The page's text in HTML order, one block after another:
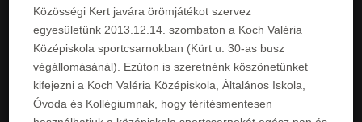
Közösségi Kert javára örömjátékot szervez
egyesületünk 2013.12.14. szombaton a Koch Valéria
Középiskola sportcsarnokban (Kürt u. 30-as busz
végállomásánál). Ezúton is szeretnénk köszönetünket
kifejezni a Koch Valéria Középiskola, Általános Iskola,
Óvoda és Kollégiumnak, hogy térítésmentesen